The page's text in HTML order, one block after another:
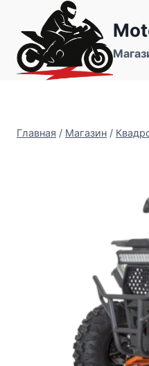
содержимому
Главная / Магазин /